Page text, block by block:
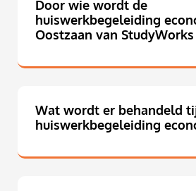
Door wie wordt de
huiswerkbegeleiding
Oostzaan van
Wat wordt er behandeld
huiswerkbegeleiding